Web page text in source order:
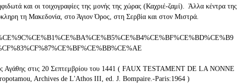
και οι τοιχογραφίες της μονής της χώρας (Καχριέ-ζαμί).
Άλλα κέντρα της
τη Μακεδονία, στο Άγιον Όρος, στη Σερβία και στον Μιστρά.
Αγάθης στις 20 Σεπτεμβρίου του 1441 ( FAUX TESTAMENT DE LA NONNE
Archives de L'Athos III, ed. J. Bompaire.-Paris:1964 )